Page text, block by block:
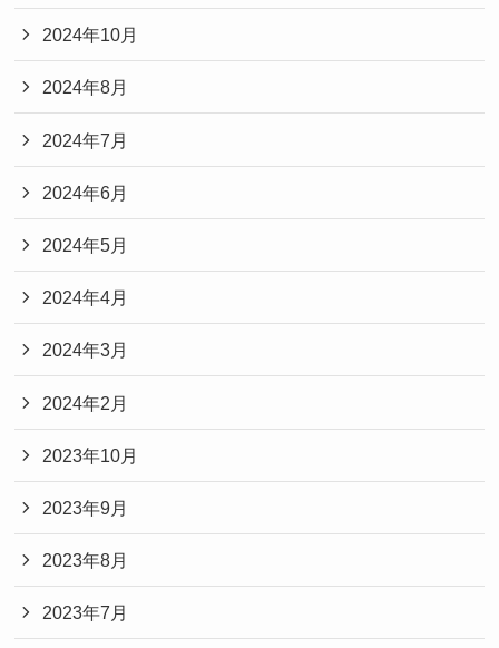
2024年10月
2024年8月
2024年7月
2024年6月
2024年5月
2024年4月
2024年3月
2024年2月
2023年10月
2023年9月
2023年8月
2023年7月